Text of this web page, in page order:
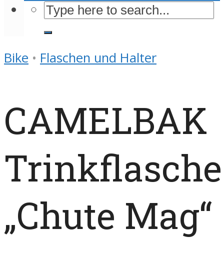
Bike • Flaschen und Halter
CAMELBAK
Trinkflasche
„Chute Mag“